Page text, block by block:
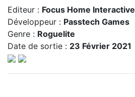
Editeur : Focus Home Interactive
Développeur : Passtech Games
Genre : Roguelite
Date de sortie : 23 Février 2021